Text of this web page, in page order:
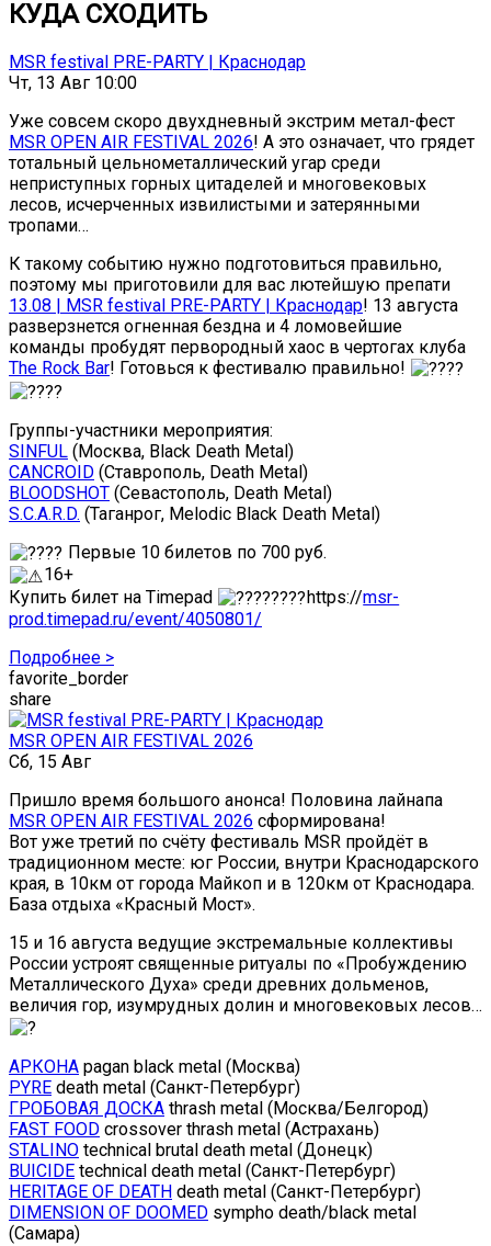
КУДА СХОДИТЬ
MSR festival PRE-PARTY | Краснодар
Чт, 13 Авг 10:00
Уже совсем скоро двухдневный экстрим метал-фест
MSR OPEN AIR FESTIVAL 2026! А это означает, что грядет
тотальный цельнометаллический угар среди
неприступных горных цитаделей и многовековых
лесов, исчерченных извилистыми и затерянными
тропами…
К такому событию нужно подготовиться правильно,
поэтому мы приготовили для вас лютейшую препати
13.08 | MSR festival PRE-PARTY | Краснодар! 13 августа
разверзнется огненная бездна и 4 ломовейшие
команды пробудят первородный хаос в чертогах клуба
The Rock Bar! Готовься к фестивалю правильно!
Группы-участники мероприятия:
SINFUL (Москва, Black Death Metal)
CANCROID (Ставрополь, Death Metal)
BLOODSHOT (Севастополь, Death Metal)
S.C.A.R.D. (Таганрог, Melodic Black Death Metal)
Первые 10 билетов по 700 руб.
16+
Купить билет на Timepad
https://msr-
prod.timepad.ru/event/4050801/
Подробнее >
favorite_border
share
MSR OPEN AIR FESTIVAL 2026
Сб, 15 Авг
Пришло время большого анонса! Половина лайнапа
MSR OPEN AIR FESTIVAL 2026 сформирована!
Вот уже третий по счёту фестиваль MSR пройдёт в
традиционном месте: юг России, внутри Краснодарского
края, в 10км от города Майкоп и в 120км от Краснодара.
База отдыха «Красный Мост».
15 и 16 августа ведущие экстремальные коллективы
России устроят священные ритуалы по «Пробуждению
Металлического Духа» среди древних дольменов,
величия гор, изумрудных долин и многовековых лесов…
АРКОНА pagan black metal (Москва)
PYRE death metal (Санкт-Петербург)
ГРОБОВАЯ ДОСКА thrash metal (Москва/Белгород)
FAST FOOD crossover thrash metal (Астрахань)
STALINO technical brutal death metal (Донецк)
BUICIDE technical death metal (Санкт-Петербург)
HERITAGE OF DEATH death metal (Санкт-Петербург)
DIMENSION OF DOOMED sympho death/black metal
(Самара)